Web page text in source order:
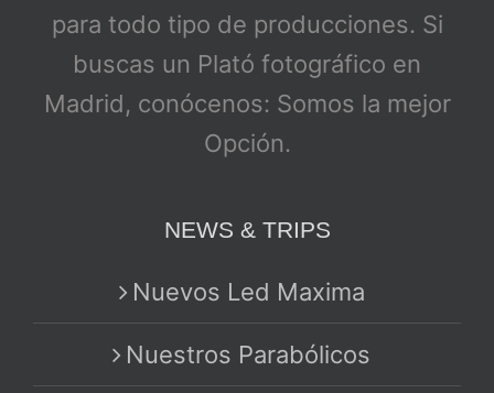
para todo tipo de producciones. Si
buscas un Plató fotográfico en
Madrid, conócenos: Somos la mejor
Opción.
NEWS & TRIPS
Nuevos Led Maxima
Nuestros Parabólicos